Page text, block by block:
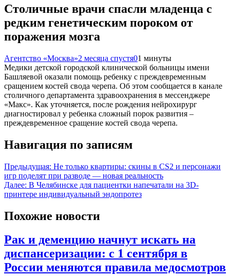
Столичные врачи спасли младенца с
редким генетическим пороком от
поражения мозга
Агентство «Москва»2 месяца спустя01 минуты
Медики детской городской клинической больницы имени
Башляевой оказали помощь ребенку с преждевременным
сращением костей свода черепа. Об этом сообщается в канале
столичного департамента здравоохранения в мессенджере
«Макс». Как уточняется, после рождения нейрохирург
диагностировал у ребенка сложный порок развития –
преждевременное сращение костей свода черепа.
Навигация по записям
Предыдущая: Не только квартиры: скины в CS2 и персонажи
игр поделят при разводе — новая реальность
Далее: В Челябинске для пациентки напечатали на 3D-
принтере индивидуальный эндопротез
Похожие новости
Рак и деменцию начнут искать на
диспансеризации: с 1 сентября в
России меняются правила медосмотров